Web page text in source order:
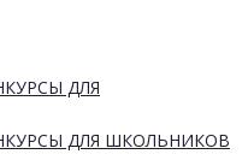
ДЛЯ
ДЛЯ ШКОЛЬНИКОВ